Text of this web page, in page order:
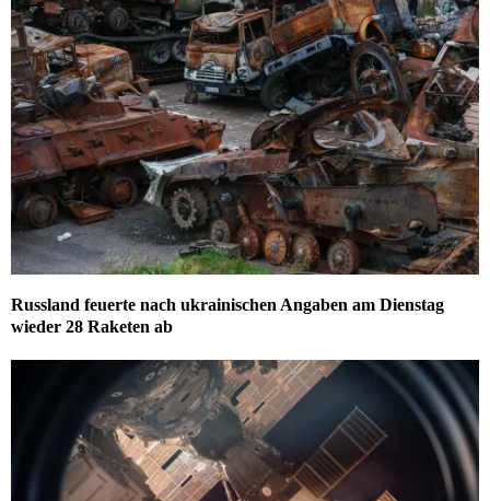
Russland feuerte nach ukrainischen Angaben am Dienstag
wieder 28 Raketen ab